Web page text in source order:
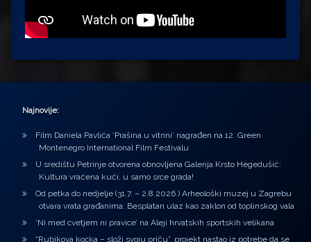
Najnovije:
Film Daniela Pavlića ‘Prašina u vitrini’ nagrađen na 12. Green
Montenegro International Film Festivalu
U središtu Petrinje otvorena obnovljena Galerija Krsto Hegedušić:
Kultura vraćena kući, u samo srce grada!
Od petka do nedjelje (31.7. – 2.8.2026.) Arheološki muzej u Zagrebu
otvara vrata građanima: Besplatan ulaz kao zaklon od toplinskog vala
‘Ni med cvetjem ni pravice’ na Aleji hrvatskih sportskih velikana
“Rubikova kocka – složi svoju priču”, projekt nastao iz potrebe da se